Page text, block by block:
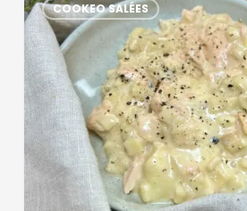
COOKEO SALÉES